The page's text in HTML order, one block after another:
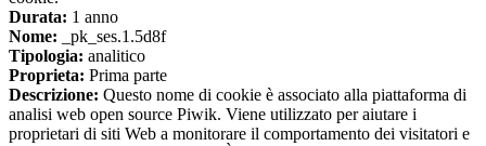
Durata: 1 anno
Nome: _pk_ses.1.5d8f
Tipologia: analitico
Proprieta: Prima parte
Descrizione: Questo nome di cookie è associato alla piattaforma di
analisi web open source Piwik. Viene utilizzato per aiutare i
proprietari di siti Web a monitorare il comportamento dei visitatori e